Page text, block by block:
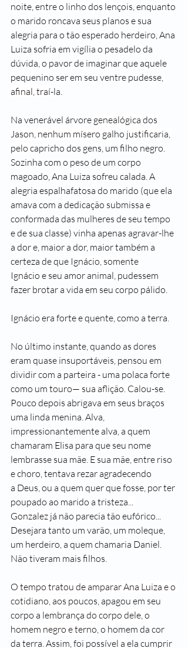
noite, entre o linho dos lençois, enquanto
o marido roncava seus planos e sua
alegria para o tão esperado herdeiro, Ana
Luiza sofria em vigília o pesadelo da
dúvida, o pavor de imaginar que aquele
pequenino ser em seu ventre pudesse,
afinal, traí-la.
Na venerável árvore genealógica dos
Jason, nenhum mísero galho justificaria,
pelo capricho dos gens, um filho negro.
Sozinha com o peso de um corpo
magoado, Ana Luiza sofreu calada. A
alegria espalhafatosa do marido (que ela
amava com a dedicação submissa e
conformada das mulheres de seu tempo
e de sua classe) vinha apenas agravar-lhe
a dor e, maior a dor, maior também a
certeza de que Ignácio, somente
Ignácio e seu amor animal, pudessem
fazer brotar a vida em seu corpo pálido.
Ignácio era forte e quente, como a terra.
No último instante, quando as dores
eram quase insuportá­veis, pensou em
dividir com a parteira - uma polaca forte
como um touro— sua aflição. Calou-se.
Pouco depois abrigava em seus braços
uma linda menina. Alva,
impressionantemente alva, a quem
chamaram Elisa para que seu nome
lembrasse sua mãe. E sua mãe, entre riso
e choro, tentava re­zar agradecendo
a Deus, ou a quem quer que fosse, por ter
poupado ao marido a tristeza...
Gonzalez já não parecia tão eufórico...
Desejara tanto um varão, um moleque,
um herdeiro, a quem chamaria Daniel.
Não tiveram mais filhos.
O tempo tratou de amparar Ana Luiza e o
cotidiano, aos poucos, apagou em seu
corpo a lembrança do corpo dele, o
homem negro e terno, o homem da cor
da terra. Assim, foi possível a ela cumprir